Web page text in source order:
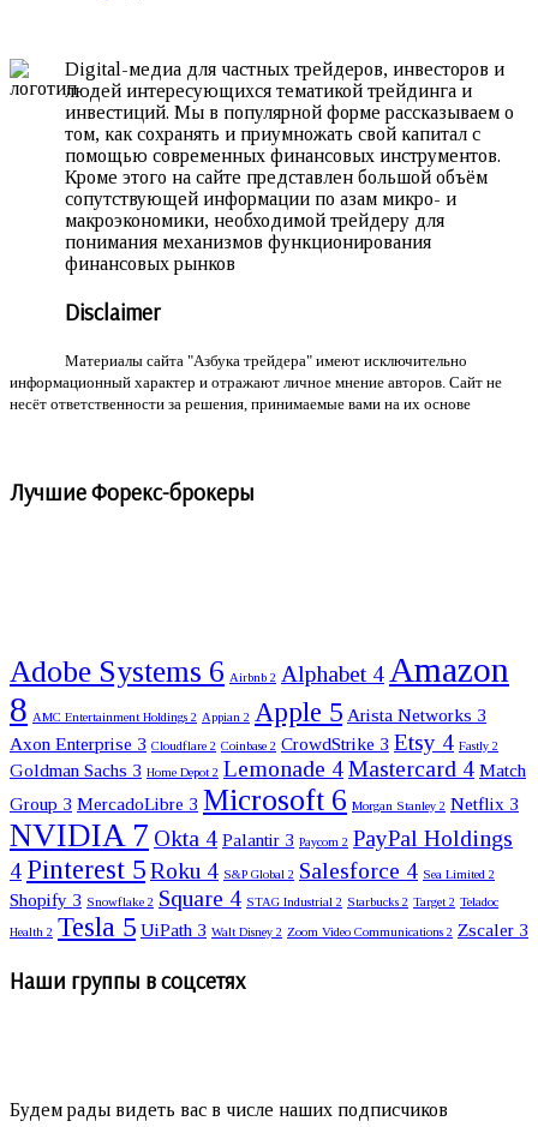
Digital-медиа для частных трейдеров, инвесторов и
людей интересующихся тематикой трейдинга и
инвестиций. Мы в популярной форме рассказываем о
том, как сохранять и приумножать свой капитал с
помощью современных финансовых инструментов.
Кроме этого на сайте представлен большой объём
сопутствующей информации по азам микро- и
макроэкономики, необходимой трейдеру для
понимания механизмов функционирования
финансовых рынков
Disclaimer
Материалы сайта "Азбука трейдера" имеют исключительно
информационный характер и отражают личное мнение авторов. Сайт не
несёт ответственности за решения, принимаемые вами на их основе
Лучшие Форекс-брокеры
Adobe Systems 6 Airbnb 2 Alphabet 4 Amazon
8 AMC Entertainment Holdings 2 Appian 2 Apple 5 Arista Networks 3
Axon Enterprise 3 Cloudflare 2 Coinbase 2 CrowdStrike 3 Etsy 4 Fastly 2
Goldman Sachs 3 Home Depot 2 Lemonade 4Mastercard 4 Match
Group 3 MercadoLibre 3 Microsoft 6 Morgan Stanley 2 Netflix 3
NVIDIA7 Okta 4 Palantir 3 Paycom 2 PayPal Holdings
4 Pinterest 5Roku 4 S&P Global 2 Salesforce 4 Sea Limited 2
Shopify 3 Snowflake 2 Square 4 STAG Industrial 2 Starbucks 2 Target 2 Teladoc
Health 2 Tesla 5 UiPath 3 Walt Disney 2 Zoom Video Communications 2 Zscaler 3
Наши группы в соцсетях
Будем рады видеть вас в числе наших подписчиков